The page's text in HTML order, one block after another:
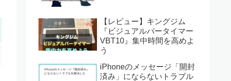
【レビュー】キングジム
『ビジュアルバータイマー
VBT10』集中時間を高めよ
う
iPhoneのメッセージ「開封
済み」にならないトラブル